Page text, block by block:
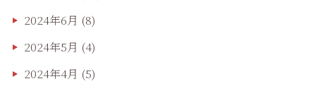
2024年6月 (8)
2024年5月 (4)
2024年4月 (5)